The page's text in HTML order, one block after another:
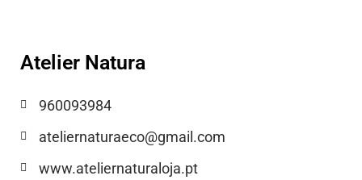
Atelier Natura
960093984
ateliernaturaeco@gmail.com
www.ateliernaturaloja.pt